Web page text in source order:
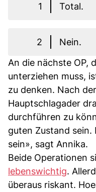
1 Total.
2
Nein.
An die nächste OP,
unterziehen muss,
zu denken. Nach
Hauptschlagader
durchführen zu
guten Zustand sein.
sein», sagt Annika.
Beide Operationen
lebenswichtig.
überaus riskant.